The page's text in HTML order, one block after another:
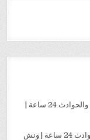
ونش إنقاذ سيارات في مصر الجديدة لجميع الأعطال والحوادث 24 ساعة |
ونش إنقاذ سيارات في المعادي لجميع الأعطال والحوادث 24 ساعة | ونش